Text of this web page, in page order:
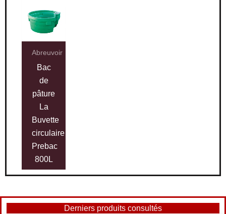
Abreuvoir
Bac
de
pâture
La
Buvette
circulaire
Prebac
800L
Derniers produits consultés